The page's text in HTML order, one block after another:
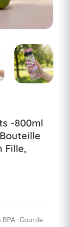
-800ml
Fille,
BPA -Gourde